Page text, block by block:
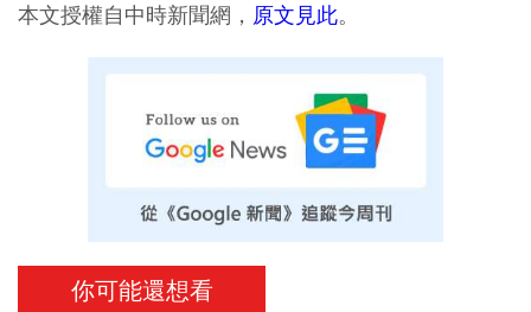
本文授權自中時新聞網， 原文見此。
你可能還想看